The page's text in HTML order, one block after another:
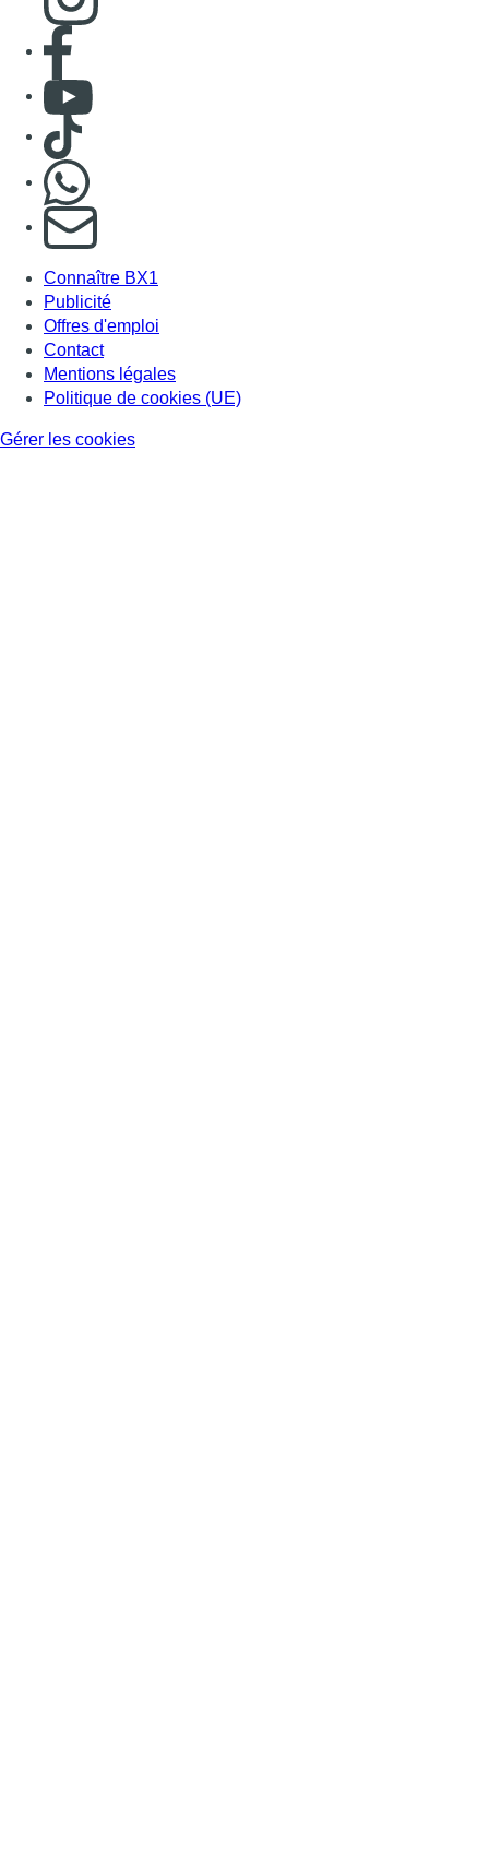
Consulter page Facebook
Consulter Youtube
Consulter TikTok
S'abonner à notre newsletter
Connaître BX1
Publicité
Offres d'emploi
Contact
Mentions légales
Politique de cookies (UE)
Gérer les cookies